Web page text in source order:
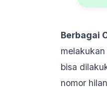
Berbagai
bisa
nomor